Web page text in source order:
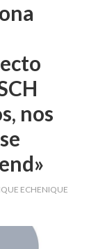
nos
ECHENIQUE